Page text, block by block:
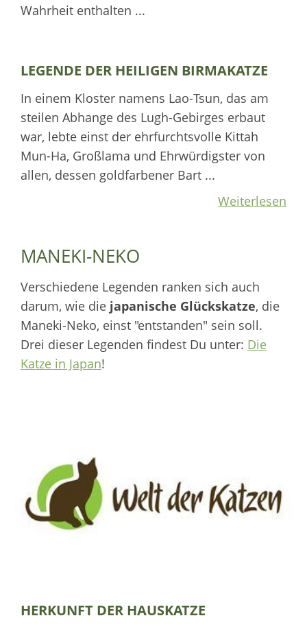
Wahrheit enthalten ...
LEGENDE DER HEILIGEN BIRMAKATZE
In einem Kloster namens Lao-Tsun, das am
steilen Abhange des Lugh-Gebirges erbaut
war, lebte einst der ehrfurchtsvolle Kittah
Mun-Ha, Großlama und Ehrwürdigster von
allen, dessen goldfarbener Bart ...
Weiterlesen
MANEKI-NEKO
Verschiedene Legenden ranken sich auch
darum, wie die japanische Glückskatze, die
Maneki-Neko, einst "entstanden" sein soll.
Drei dieser Legenden findest Du unter: Die
Katze in Japan!
HERKUNFT DER HAUSKATZE